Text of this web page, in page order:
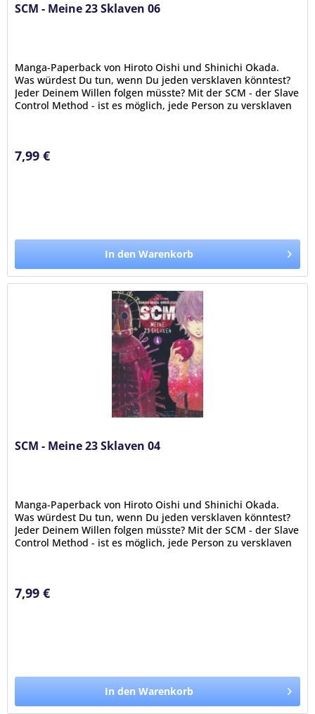
SCM - Meine 23 Sklaven 06
Manga-Paperback von Hiroto Oishi und Shinichi Okada.
Was würdest Du tun, wenn Du jeden versklaven könntest?
Jeder Deinem Willen folgen müsste? Mit der SCM - der Slave
Control Method - ist es möglich, jede Person zu versklaven
7,99 €
In den Warenkorb
SCM - Meine 23 Sklaven 04
Manga-Paperback von Hiroto Oishi und Shinichi Okada.
Was würdest Du tun, wenn Du jeden versklaven könntest?
Jeder Deinem Willen folgen müsste? Mit der SCM - der Slave
Control Method - ist es möglich, jede Person zu versklaven
7,99 €
In den Warenkorb